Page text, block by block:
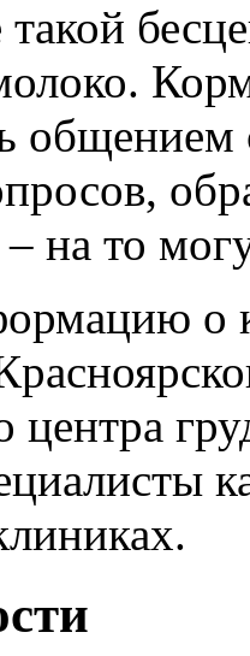
такой
– на то
о
центра